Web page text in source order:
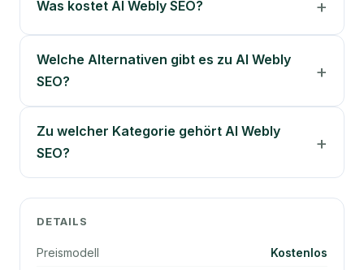
Was kostet AI Webly SEO?
Welche Alternativen gibt es zu AI Webly
SEO?
Zu welcher Kategorie gehört AI Webly
SEO?
DETAILS
Preismodell
Kostenlos